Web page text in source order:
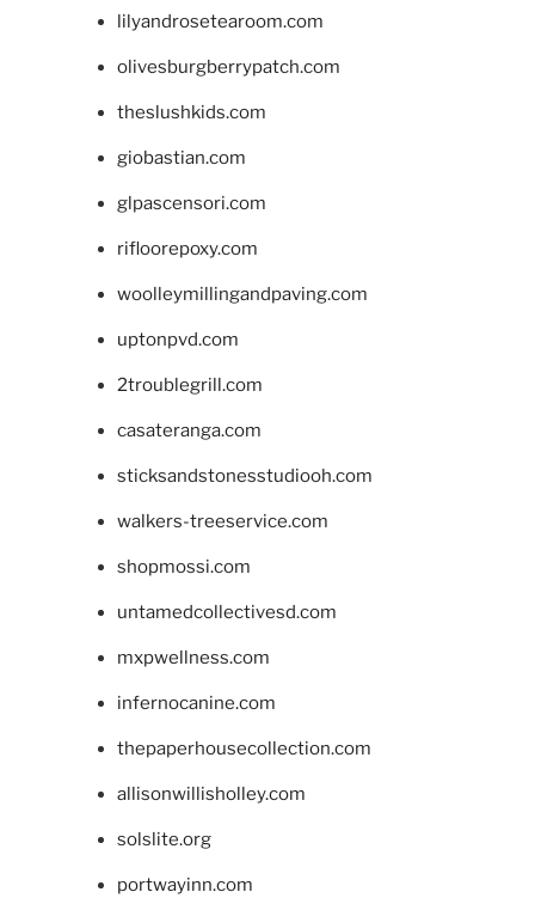
lilyandrosetearoom.com
olivesburgberrypatch.com
theslushkids.com
giobastian.com
glpascensori.com
rifloorepoxy.com
woolleymillingandpaving.com
uptonpvd.com
2troublegrill.com
casateranga.com
sticksandstonesstudiooh.com
walkers-treeservice.com
shopmossi.com
untamedcollectivesd.com
mxpwellness.com
infernocanine.com
thepaperhousecollection.com
allisonwillisholley.com
solslite.org
portwayinn.com